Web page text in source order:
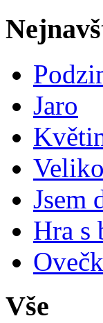
Jaro
Jsem
Hra s
Vše